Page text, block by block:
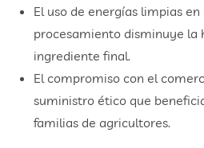
​El uso de energías limpias
procesamiento disminuye la
ingrediente final.
​El compromiso con el
suministro ético que
familias de agricultores.